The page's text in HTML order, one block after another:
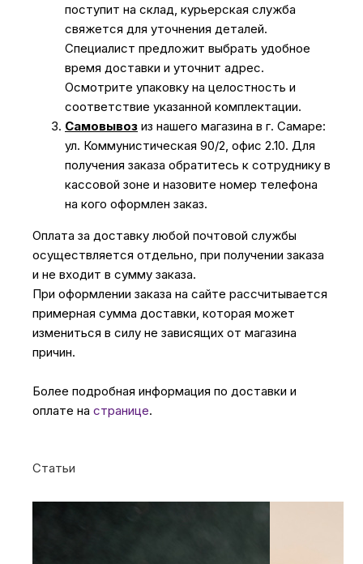
поступит на склад, курьерская служба
свяжется для уточнения деталей.
Специалист предложит выбрать удобное
время доставки и уточнит адрес.
Осмотрите упаковку на целостность и
соответствие указанной комплектации.
Самовывоз из нашего магазина в г. Самаре:
ул. Коммунистическая 90/2, офис 2.10. Для
получения заказа обратитесь к сотруднику в
кассовой зоне и назовите номер телефона
на кого оформлен заказ.
Оплата за доставку любой почтовой службы
осуществляется отдельно, при получении заказа
и не входит в сумму заказа.
При оформлении заказа на сайте рассчитывается
примерная сумма доставки, которая может
измениться в силу не зависящих от магазина
причин.
Более подробная информация по доставки и
оплате на странице.
Статьи